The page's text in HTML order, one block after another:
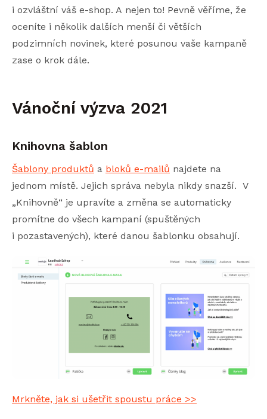
i ozvláštní váš e-shop. A nejen to! Pevně věříme, že
oceníte i několik dalších menší či větších
podzimních novinek, které posunou vaše kampaně
zase o krok dále.
Vánoční výzva 2021
Knihovna šablon
Šablony produktů a bloků e-mailů najdete na
jednom místě. Jejich správa nebyla nikdy snazší. V
„Knihovně“ je upravíte a změna se automaticky
promítne do všech kampaní (spuštěných
i pozastavených), které danou šablonku obsahují.
Mrkněte, jak si ušetřit spoustu práce >>